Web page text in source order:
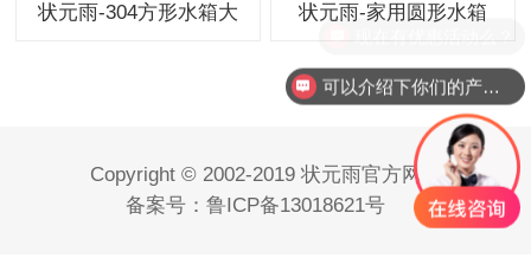
状元雨-304方形水箱大 状元雨-家用圆形水箱
Copyright © 2002-2019 状元雨官方网站
备案号：鲁ICP备13018621号
可以介绍下你们的产品么？